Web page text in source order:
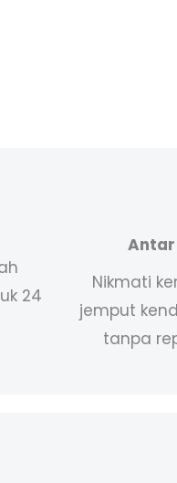
24
Nikmati
jemput
tanpa